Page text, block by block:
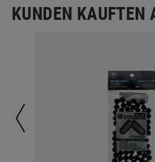
KUNDEN KAUFTEN